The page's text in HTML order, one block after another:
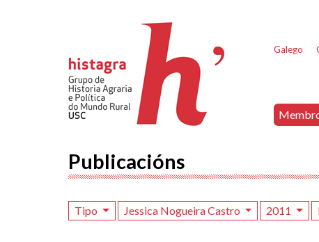
Galego
Publicacións
Tipo Jessica Nogueira Castro 2011